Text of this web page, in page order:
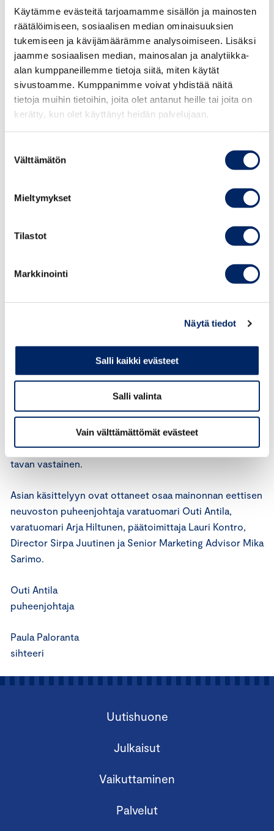
Käytämme evästeitä tarjoamamme sisällön ja mainosten
räätälöimiseen, sosiaalisen median ominaisuuksien
tukemiseen ja kävijämäärämme analysoimiseen. Lisäksi
jaamme sosiaalisen median, mainosalan ja analytiikka-
alan kumppaneillemme tietoja siitä, miten käytät
sivustoamme. Kumppanimme voivat yhdistää näitä
tietoja muihin tietoihin, joita olet antanut heille tai joita on
kerätty, kun olet käyttänyt heidän palvelujaan.
valinta
Välttämätön
Mieltymykset
Tilastot
Markkinointi
Näytä tiedot
Salli kaikki evästeet
Salli valinta
Vain välttämättömät evästeet
One Touch.”
Vastine
Mainoksessa ei kehoteta ostamaan tuotetta eikä
mainoksessa esiintyvää poikaa verrata kehenkään
muuhun poikaan. Myöskään vanhemman arvovaltaa ei
aseteta mainoksessa kyseenalaiseksi. Mainoksessa
verrataan eri WC:iden tuoksuja keskenään. Mainoksessa
todetaan huumorin keinoin, että on kivaa käydä WC:ssä,
joka ei haise, vaan tuoksuu.
Mainostajan mukaan mainoksessa noudatetaan
myönteisyyttä. Mainosta ei ole suunnattu erityisesti
markkinoinnissa ei saa esittää lapseen tai nuoreen
suunnattua vetoomusta, joka kehottaa häntä
Mainoksessa mainostetaan wc-raikastajaa. Mainonnan
eettinen neuvosto katsoo, ettei mainos sitä
kokonaisuutena arvostellen ja mainostettava tuoteryhmä
huomioon ottaen ole ICC:n markkinoinnin
perussääntöjen 18 artiklan vastainen eikä siten hyvän
tavan vastainen.
Asian käsittelyyn ovat ottaneet osaa mainonnan eettisen
neuvoston puheenjohtaja varatuomari Outi Antila,
varatuomari Arja Hiltunen, päätoimittaja Lauri Kontro,
Director Sirpa Juutinen ja Senior Marketing Advisor Mika
Sarimo.
Outi Antila
puheenjohtaja
Paula Paloranta
sihteeri
Uutishuone
Julkaisut
Vaikuttaminen
Palvelut